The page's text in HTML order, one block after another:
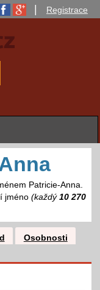
Registrace
Patricie-Anna.
jméno (každý 10 270
Osobnosti